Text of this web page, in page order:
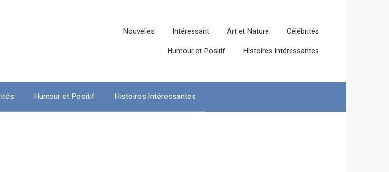
Nouvelles Intéressant Art et Nature Célébrités
Humour et Positif Histoires Intéressantes
Humour et Positif Histoires Intéressantes